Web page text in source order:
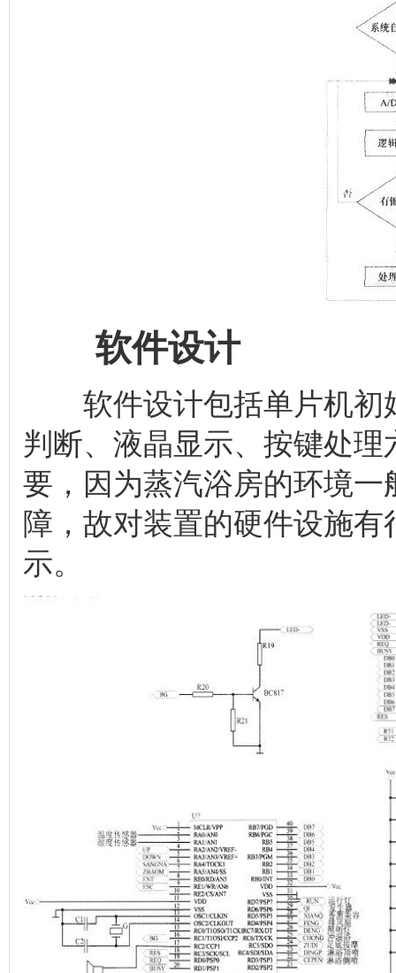
软件设计
软件设计包括单片机初
判断、液晶显示、按键处
要，因为蒸汽浴房的环境
障，故对装置的硬件设施
示。